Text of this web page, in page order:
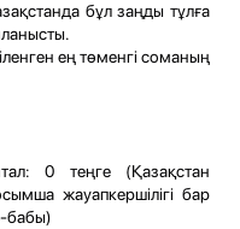
бұл заңды тұлға
ең төменгі соманың
0 теңге (Қазақстан
жауапкершілігі бар
бабы)